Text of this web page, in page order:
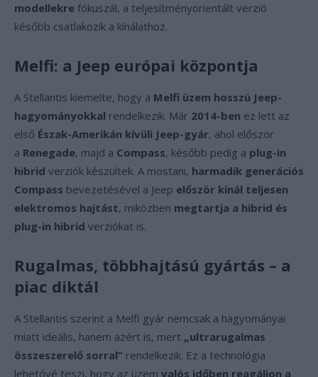
modellekre fókuszál, a teljesítményorientált verzió
később csatlakozik a kínálathoz.
Melfi: a Jeep európai központja
A Stellantis kiemelte, hogy a Melfi üzem hosszú Jeep-
hagyományokkal rendelkezik. Már 2014-ben ez lett az
első Észak-Amerikán kívüli Jeep-gyár, ahol először
a Renegade, majd a Compass, később pedig a plug-in
hibrid verziók készültek. A mostani, harmadik generációs
Compass bevezetésével a Jeep először kínál teljesen
elektromos hajtást, miközben megtartja a hibrid és
plug-in hibrid verziókat is.
Rugalmas, többhajtású gyártás – a
piac diktál
A Stellantis szerint a Melfi gyár nemcsak a hagyományai
miatt ideális, hanem azért is, mert „ultrarugalmas
összeszerelő sorral” rendelkezik. Ez a technológia
lehetővé teszi, hogy az üzem valós időben reagáljon a